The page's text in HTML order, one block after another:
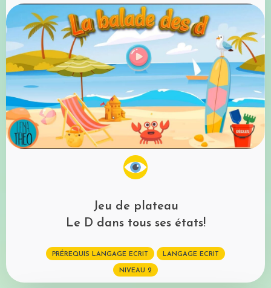
Jeu de plateau
Le D dans tous ses états!
PRÉREQUIS LANGAGE ECRIT LANGAGE ECRIT
NIVEAU 2